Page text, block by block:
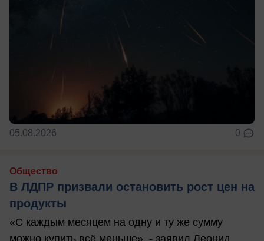
05.08.2026 0
Общество
В ЛДПР призвали остановить рост цен на
продукты
«С каждым месяцем на одну и ту же сумму